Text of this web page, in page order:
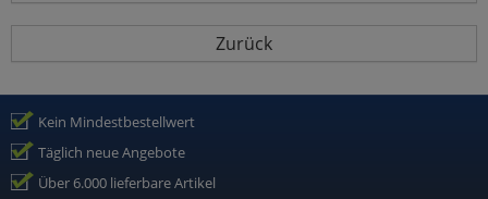
Zurück
Kein Mindestbestellwert
Täglich neue Angebote
Über 6.000 lieferbare Artikel